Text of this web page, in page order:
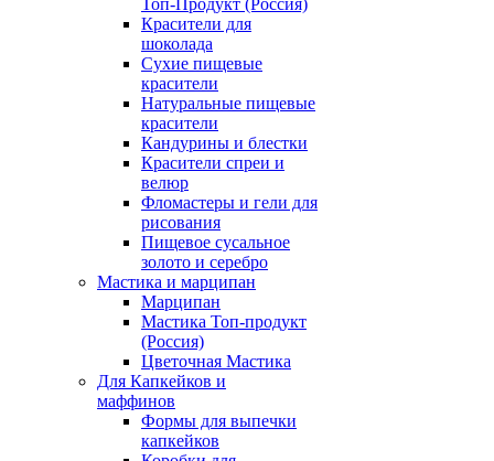
Топ-Продукт (Россия)
Красители для
шоколада
Сухие пищевые
красители
Натуральные пищевые
красители
Кандурины и блестки
Красители спреи и
велюр
Фломастеры и гели для
рисования
Пищевое сусальное
золото и серебро
Мастика и марципан
Марципан
Мастика Топ-продукт
(Россия)
Цветочная Мастика
Для Капкейков и
маффинов
Формы для выпечки
капкейков